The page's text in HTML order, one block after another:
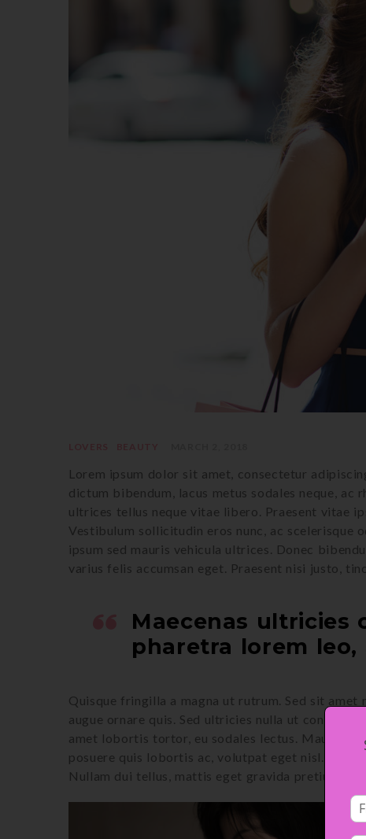
Lorem ipsum dolor sit amet, consectetur
dictum bibendum, lacus metus sodales neque,
ultrices tellus neque vitae libero. Praesent vitae
Vestibulum sollicitudin eros nunc, ac scelerisque
ipsum sed mauris vehicula ultrices. Donec
varius felis accumsan eget. Praesent nisi justo,
Maecenas ultricies
pharetra lorem
Quisque fringilla a magna ut rutrum. Sed sit amet
augue ornare quis. Sed ultricies nulla ut
amet lobortis tortor, eu sodales lectus. Mauris
posuere quis lobortis ac, volutpat eget nisl.
Nullam dui tellus, mattis eget gravida pretium,